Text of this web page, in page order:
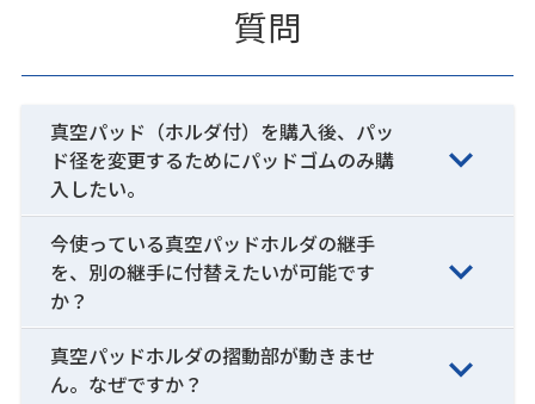
質問
真空パッド（ホルダ付）を購入後、パッ
ド径を変更するためにパッドゴムのみ購
入したい。
今使っている真空パッドホルダの継手
を、別の継手に付替えたいが可能です
か？
真空パッドホルダの摺動部が動きませ
ん。なぜですか？